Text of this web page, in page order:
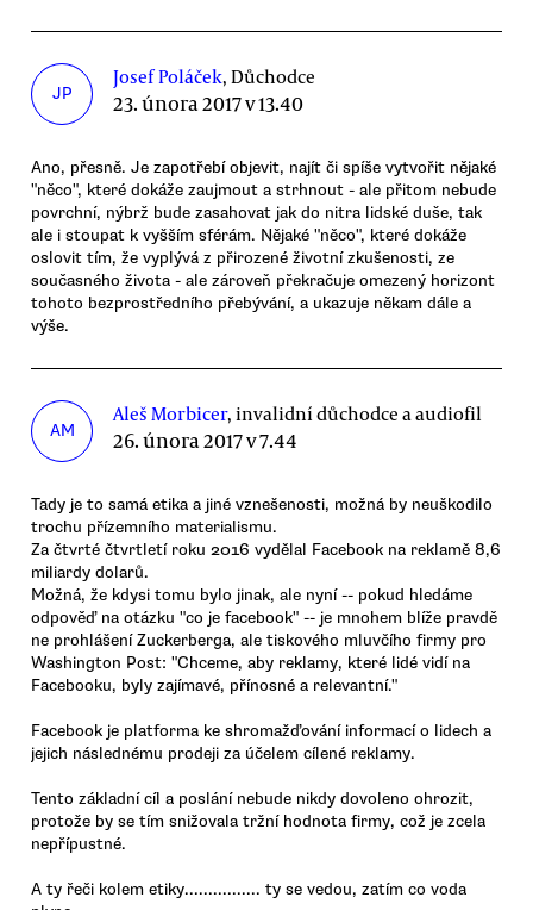
JP
Josef Poláček, Důchodce
23. února 2017 v 13.40
Ano, přesně. Je zapotřebí objevit, najít či spíše vytvořit nějaké
"něco", které dokáže zaujmout a strhnout - ale přitom nebude
povrchní, nýbrž bude zasahovat jak do nitra lidské duše, tak
ale i stoupat k vyšším sférám. Nějaké "něco", které dokáže
oslovit tím, že vyplývá z přirozené životní zkušenosti, ze
současného života - ale zároveň překračuje omezený horizont
tohoto bezprostředního přebývání, a ukazuje někam dále a
výše.
AM
Aleš Morbicer, invalidní důchodce a audiofil
26. února 2017 v 7.44
Tady je to samá etika a jiné vznešenosti, možná by neuškodilo
trochu přízemního materialismu.
Za čtvrté čtvrtletí roku 2016 vydělal Facebook na reklamě 8,6
miliardy dolarů.
Možná, že kdysi tomu bylo jinak, ale nyní -- pokud hledáme
odpověď na otázku "co je facebook" -- je mnohem blíže pravdě
ne prohlášení Zuckerberga, ale tiskového mluvčího firmy pro
Washington Post: "Chceme, aby reklamy, které lidé vidí na
Facebooku, byly zajímavé, přínosné a relevantní."
Facebook je platforma ke shromažďování informací o lidech a
jejich následnému prodeji za účelem cílené reklamy.
Tento základní cíl a poslání nebude nikdy dovoleno ohrozit,
protože by se tím snižovala tržní hodnota firmy, což je zcela
nepřípustné.
A ty řeči kolem etiky................ ty se vedou, zatím co voda